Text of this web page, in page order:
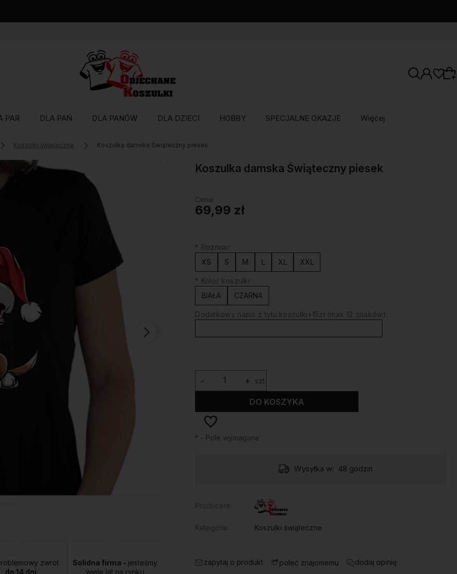
oferty lub zaloguj się, aby przywrócić dodane
produkty do listy z poprzedniej sesji.
PAR DLA PAŃ DLA PANÓW DLA DZIECI HOBBY SPECJALNE OKAZJE Więcej
Koszulki świąteczne Koszulka damska Świąteczny piesek
zwrot
do 14 dni
Solidna firma - jesteśmy
wiele lat na rynku
Koszulka damska Świąteczny piesek
Cena:
69,99 zł
* Rozmiar:
XS
S M L XL XXL
* Kolor koszulki:
BIAŁA
CZARNA
Dodatkowy napis z tyłu koszulki+15zł (max 12 znaków):
+
- szt.
DO KOSZYKA
* - Pole wymagane
Dostępność: duża ilość Wysyłka w: 48 godzin
Koszulki świąteczne
zapytaj o produkt poleć znajomemu dodaj opinię